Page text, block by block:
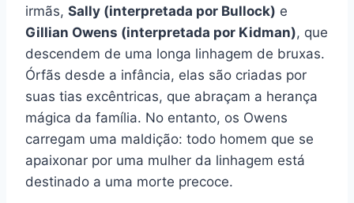
irmãs, Sally (interpretada por Bullock) e
Gillian Owens (interpretada por Kidman), que
descendem de uma longa linhagem de bruxas.
Órfãs desde a infância, elas são criadas por
suas tias excêntricas, que abraçam a herança
mágica da família. No entanto, os Owens
carregam uma maldição: todo homem que se
apaixonar por uma mulher da linhagem está
destinado a uma morte precoce.